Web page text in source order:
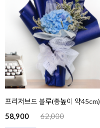
프리저브드 블루(총높이 약45cm)
58,900 62,000